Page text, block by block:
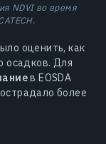
NDVI во время
оценить, как
осадков. Для
в EOSDA
более